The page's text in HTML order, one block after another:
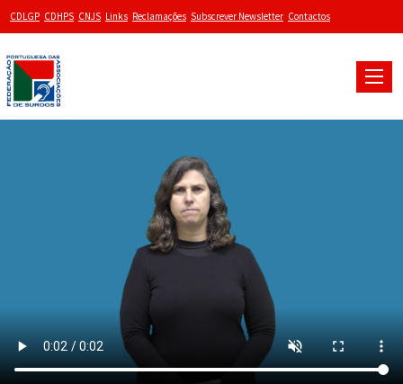
CDLGP CDHPS CNJS Links Reclamações Subscrever Newsletter Contactos
Toggle